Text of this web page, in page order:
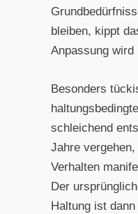
bleiben, kippt
Anpassung wird
Besonders
schleichend
Jahre
Verhalten
Der
Haltung ist